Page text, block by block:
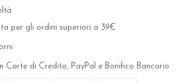
per gli ordini superiori a 39€
Carte di Credito, PayPal e Bonifico Bancario